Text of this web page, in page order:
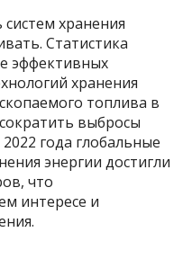
хранения
Статистика
эффективных
хранения
топлива в
выбросы
года глобальные
энергии достигли
что
интересе и